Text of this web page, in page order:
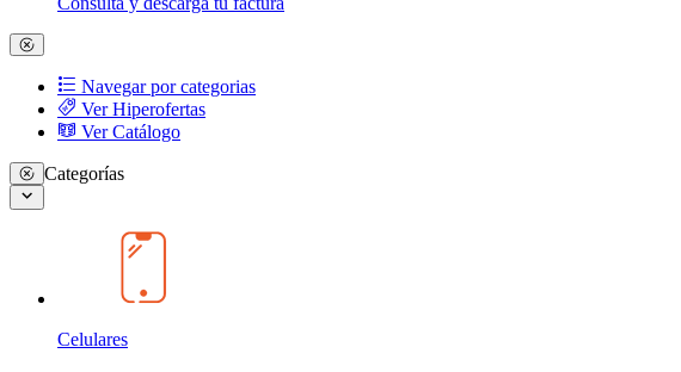
Navegar por categorias
Ver Hiperofertas
Ver Catálogo
Categorías
Celulares